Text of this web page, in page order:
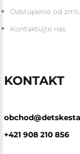
Odstúpenie od
Kontaktujte nás
KONTAKT
+421 908 210 856